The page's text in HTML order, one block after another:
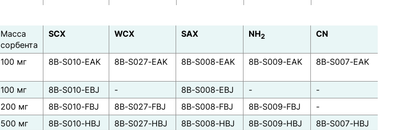
Масса
сорбента
SCX WCX SAX NH2 CN
100 мг 8B-S010-EAK 8B-S027-EAK 8B-S008-EAK 8B-S009-EAK 8B-S007-EAK
100 мг 8B-S010-EBJ - 8B-S008-EBJ -
-
200 мг
8B-S010-FBJ 8B-S027-FBJ 8B-S008-FBJ 8B-S009-FBJ
-
500 мг
8B-S010-HBJ 8B-S027-HBJ 8B-S008-HBJ 8B-S009-HBJ
8B-S007-HBJ